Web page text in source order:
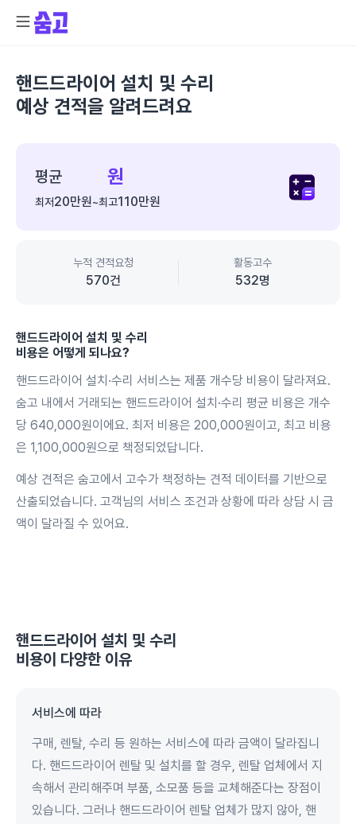
핸드드라이어 설치 및 수리
예상 견적을 알려드려요
평균 원
최저20만원~최고110만원
누적 견적요청
570건
활동고수
532명
핸드드라이어 설치 및 수리
비용은 어떻게 되나요?
핸드드라이어 설치·수리 서비스는 제품 개수당 비용이 달라져요.
숨고 내에서 거래되는 핸드드라이어 설치·수리 평균 비용은 개수
당 640,000원이에요. 최저 비용은 200,000원이고, 최고 비용
은 1,100,000원으로 책정되었답니다.
예상 견적은 숨고에서 고수가 책정하는 견적 데이터를 기반으로
산출되었습니다. 고객님의 서비스 조건과 상황에 따라 상담 시 금
액이 달라질 수 있어요.
핸드드라이어 설치 및 수리
비용이 다양한 이유
서비스에 따라
구매, 렌탈, 수리 등 원하는 서비스에 따라 금액이 달라집니
다. 핸드드라이어 렌탈 및 설치를 할 경우, 렌탈 업체에서 지
속해서 관리해주며 부품, 소모품 등을 교체해준다는 장점이
있습니다. 그러나 핸드드라이어 렌탈 업체가 많지 않아, 핸